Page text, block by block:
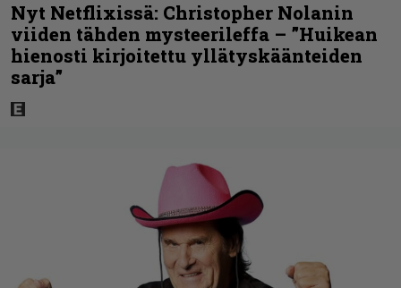
Nyt Netflixissä: Christopher Nolanin
viiden tähden mysteerileffa – ”Huikean
hienosti kirjoitettu yllätyskäänteiden
sarja”